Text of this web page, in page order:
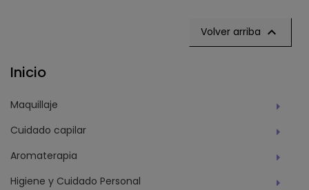
Inicio
Maquillaje
Cuidado capilar
Aromaterapia
Higiene y Cuidado Personal
Volver arriba 